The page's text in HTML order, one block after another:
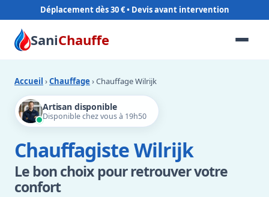
Déplacement dès 30 €
SaniChauffe
Accueil ›Chauffage › Chauffage Wilrijk
Artisan disponible
Disponible chez vous à 19h50
Chauffagiste Wilrijk
Le bon choix pour retrouver votre
confort